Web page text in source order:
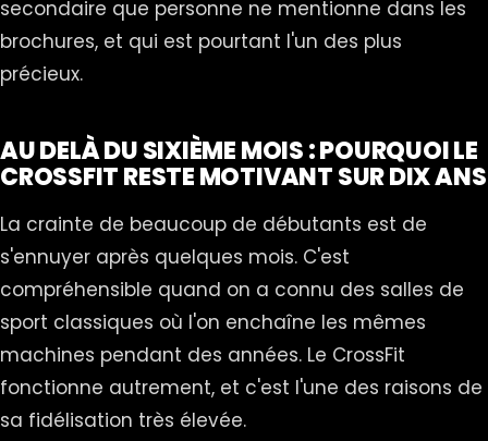
secondaire que personne ne mentionne dans les
brochures, et qui est pourtant l'un des plus
précieux.
AU DELÀ DU SIXIÈME MOIS : POURQUOI LE
CROSSFIT RESTE MOTIVANT SUR DIX ANS
La crainte de beaucoup de débutants est de
s'ennuyer après quelques mois. C'est
compréhensible quand on a connu des salles de
sport classiques où l'on enchaîne les mêmes
machines pendant des années. Le CrossFit
fonctionne autrement, et c'est l'une des raisons de
sa fidélisation très élevée.